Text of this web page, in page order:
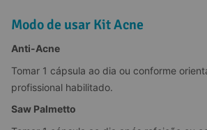
Modo de usar Kit Acne
Anti-Acne
Tomar 1 cápsula ao dia ou conforme
profissional habilitado.
Saw Palmetto